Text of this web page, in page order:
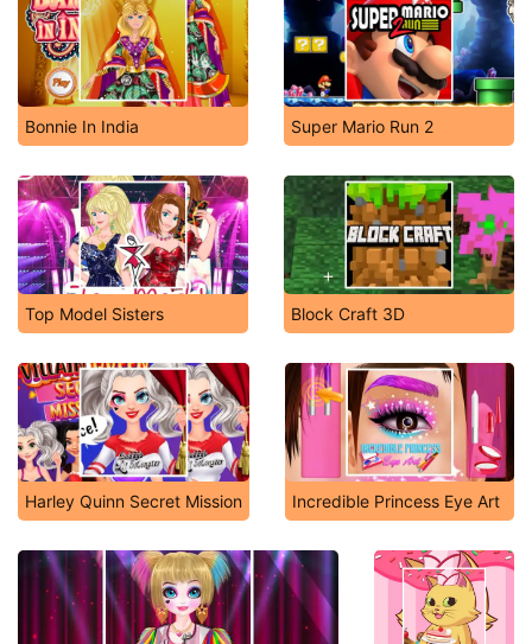
Bonnie In India Super Mario Run 2
Top Model Sisters Block Craft 3D
Harley Quinn Secret Mission Incredible Princess Eye Art